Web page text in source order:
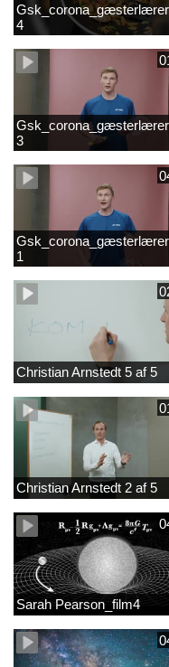
4
3
1
Christian Arnstedt 5 af 5
Christian Arnstedt 2 af 5
Sarah Pearson_film4